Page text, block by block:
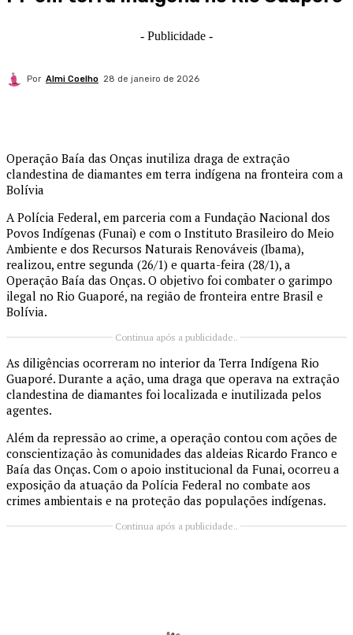
- Publicidade -
Por Almi Coelho 28 de janeiro de 2026
Operação Baía das Onças inutiliza draga de extração
clandestina de diamantes em terra indígena na fronteira com a
Bolívia
A Polícia Federal, em parceria com a Fundação Nacional dos
Povos Indígenas (Funai) e com o Instituto Brasileiro do Meio
Ambiente e dos Recursos Naturais Renováveis (Ibama),
realizou, entre segunda (26/1) e quarta-feira (28/1), a
Operação Baía das Onças. O objetivo foi combater o garimpo
ilegal no Rio Guaporé, na região de fronteira entre Brasil e
Bolívia.
Continua após a publicidade..
As diligências ocorreram no interior da Terra Indígena Rio
Guaporé. Durante a ação, uma draga que operava na extração
clandestina de diamantes foi localizada e inutilizada pelos
agentes.
Além da repressão ao crime, a operação contou com ações de
conscientização às comunidades das aldeias Ricardo Franco e
Baía das Onças. Com o apoio institucional da Funai, ocorreu a
exposição da atuação da Polícia Federal no combate aos
crimes ambientais e na proteção das populações indígenas.
Continua após a publicidade..